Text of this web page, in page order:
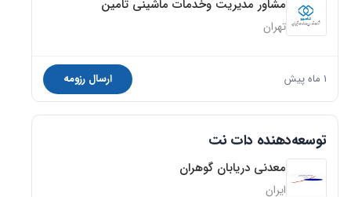
مشاور مدیریت وخدمات ماشینی تامین
تهران
1 ماه پیش ارسال رزومه
توسعه‌دهنده دات نت
معدنی دریابان گوهران
ایران